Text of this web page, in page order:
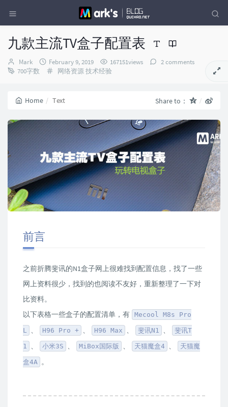
九款主流TV盒子配置表
Author：
Mark
发
布
February 9, 2019 167151views
2 comments
700字数
Categories：
网络资源技术经验
Home Text Share to：
前言
之前折腾斐讯的N1盒子网上很难找到配置信息，找了一些
网上资料很少，找到的也阅读不友好，重新整理了一下对
比资料。
以下表格一些盒子的配置清单，有 Mecool M8s Pro
L 、 H96 Pro + 、 H96 Max 、 斐讯N1 、 斐讯T
1 、 小米3S 、 MiBox国际版 、 天猫魔盒4 、 天猫魔
盒4A 。